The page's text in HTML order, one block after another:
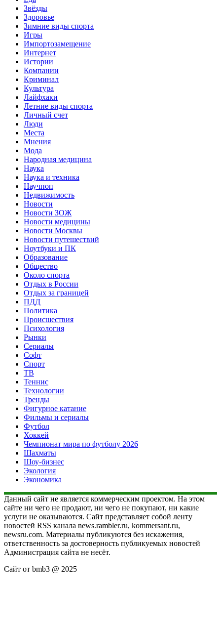
Звёзды
Здоровье
Зимние виды спорта
Игры
Импортозамещение
Интернет
Истории
Компании
Криминал
Культура
Лайфхаки
Летние виды спорта
Личный счет
Люди
Места
Мнения
Мода
Народная медицина
Наука
Наука и техника
Научпоп
Недвижимость
Новости
Новости ЗОЖ
Новости медицины
Новости Москвы
Новости путешествий
Ноутбуки и ПК
Образование
Общество
Около спорта
Отдых в России
Отдых за границей
ПДД
Политика
Происшествия
Психология
Рынки
Сериалы
Софт
Спорт
ТВ
Теннис
Технологии
Тренды
Фигурное катание
Фильмы и сериалы
Футбол
Хоккей
Чемпионат мира по футболу 2026
Шахматы
Шоу-бизнес
Экология
Экономика
Данный сайт не является коммерческим проектом. На этом
сайте ни чего не продают, ни чего не покупают, ни какие
услуги не оказываются. Сайт представляет собой ленту
новостей RSS канала news.rambler.ru, kommersant.ru,
newsru.com. Материалы публикуются без искажения,
ответственность за достоверность публикуемых новостей
Администрация сайта не несёт.
Сайт от bmb3 @ 2025